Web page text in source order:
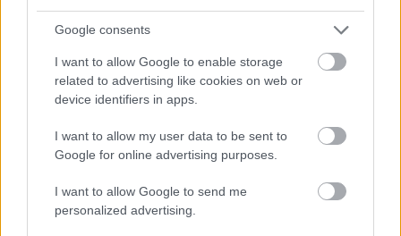
Google consents
I want to allow Google to enable storage
related to advertising like cookies on web or
device identifiers in apps.
I want to allow my user data to be sent to
Google for online advertising purposes.
I want to allow Google to send me
personalized advertising.